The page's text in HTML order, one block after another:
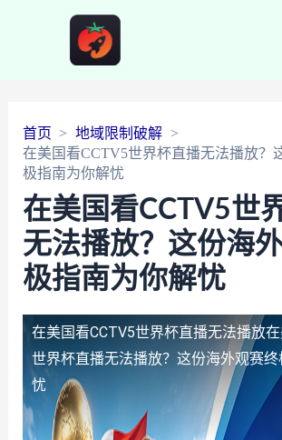
首页
地域限制破解
在美国看CCTV5世界杯直播无法播放？
极指南为你解忧
在美国看CCTV5世
无法播放？这份海
极指南为你解忧
在美国看CCTV5世界杯直播无法播放
世界杯直播无法播放？这份海外观赛
忧